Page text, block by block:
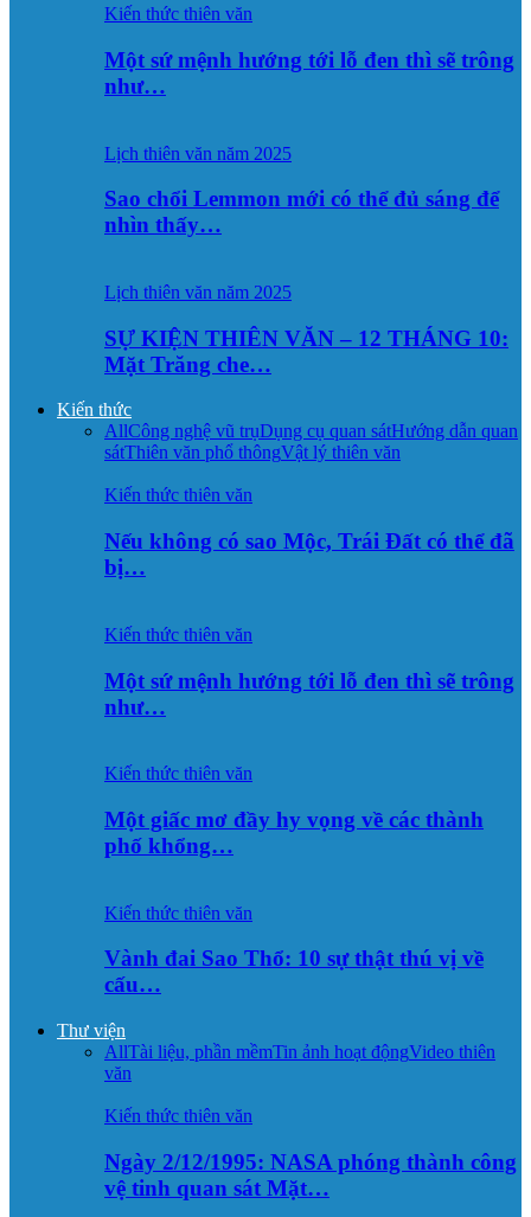
Kiến thức thiên văn
Một sứ mệnh hướng tới lỗ đen thì sẽ trông
như…
Lịch thiên văn năm 2025
Sao chổi Lemmon mới có thể đủ sáng để
nhìn thấy…
Lịch thiên văn năm 2025
SỰ KIỆN THIÊN VĂN – 12 THÁNG 10:
Mặt Trăng che…
Kiến thức
AllCông nghệ vũ trụDụng cụ quan sátHướng dẫn quan
sátThiên văn phổ thôngVật lý thiên văn
Kiến thức thiên văn
Nếu không có sao Mộc, Trái Đất có thể đã
bị…
Kiến thức thiên văn
Một sứ mệnh hướng tới lỗ đen thì sẽ trông
như…
Kiến thức thiên văn
Một giấc mơ đầy hy vọng về các thành
phố khổng…
Kiến thức thiên văn
Vành đai Sao Thổ: 10 sự thật thú vị về
cấu…
Thư viện
AllTài liệu, phần mềmTin ảnh hoạt độngVideo thiên
văn
Kiến thức thiên văn
Ngày 2/12/1995: NASA phóng thành công
vệ tinh quan sát Mặt…